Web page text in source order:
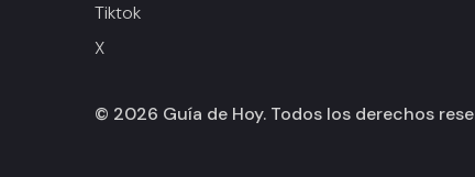
Tiktok
X
© 2026 Guía de Hoy. Todos los derechos